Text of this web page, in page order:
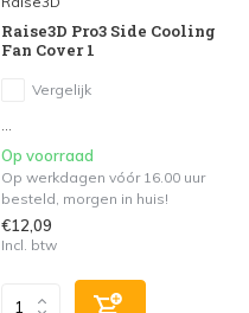
Raise3D Pro3 Side Cooling
Fan Cover 1
Vergelijk
Op voorraad
Op werkdagen vóór 16.00 uur
besteld, morgen in huis!
€12,09
Incl. btw